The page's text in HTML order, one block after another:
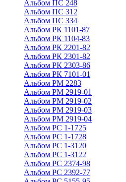
Альбом ПС 248
Альбом ПС 312
Альбом ПС 334
Альбом РК 1101-87
Альбом РК 1104-83
Альбом РК 2201-82
Альбом РК 2301-82
Альбом РК 2303-86
Альбом РК 7101-01
Альбом РМ 2283
Альбом РМ 2919-01
Альбом РМ 2919-02
Альбом РМ 2919-03
Альбом РМ 2919-04
Альбом РС 1-1725
Альбом РС 1-1728
Альбом РС 1-3120
Альбом РС 1-3122
Альбом РС 2374-98
Альбом РС 2392-77